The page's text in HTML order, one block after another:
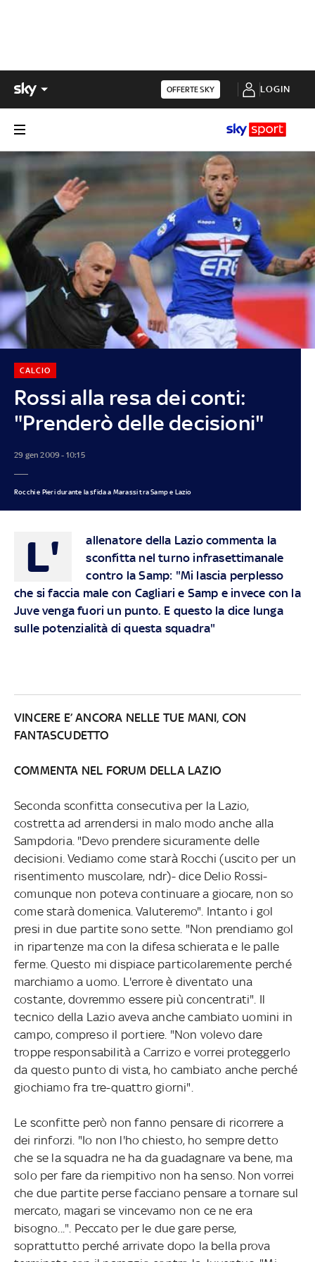
OFFERTE SKY LOGIN
Rossi alla resa dei conti:
"Prenderò delle decisioni"
CALCIO
29 gen 2009 - 10:15
Rocchi e Pieri durante la sfida a Marassi tra Samp e Lazio
L'
allenatore della Lazio commenta la
sconfitta nel turno infrasettimanale
contro la Samp: "Mi lascia perplesso
che si faccia male con Cagliari e Samp e invece con la
Juve venga fuori un punto. E questo la dice lunga
sulle potenzialità di questa squadra"
VINCERE E’ ANCORA NELLE TUE MANI, CON
FANTASCUDETTO
COMMENTA NEL FORUM DELLA LAZIO
Seconda sconfitta consecutiva per la Lazio,
costretta ad arrendersi in malo modo anche alla
Sampdoria. "Devo prendere sicuramente delle
decisioni. Vediamo come starà Rocchi (uscito per un
risentimento muscolare, ndr)- dice Delio Rossi-
comunque non poteva continuare a giocare, non so
come starà domenica. Valuteremo". Intanto i gol
presi in due partite sono sette. "Non prendiamo gol
in ripartenze ma con la difesa schierata e le palle
ferme. Questo mi dispiace particolaremente perché
marchiamo a uomo. L'errore è diventato una
costante, dovremmo essere più concentrati". Il
tecnico della Lazio aveva anche cambiato uomini in
campo, compreso il portiere. "Non volevo dare
troppe responsabilità a Carrizo e vorrei proteggerlo
da questo punto di vista, ho cambiato anche perché
giochiamo fra tre-quattro giorni".
Le sconfitte però non fanno pensare di ricorrere a
dei rinforzi. "Io non l'ho chiesto, ho sempre detto
che se la squadra ne ha da guadagnare va bene, ma
solo per fare da riempitivo non ha senso. Non vorrei
che due partite perse facciano pensare a tornare sul
mercato, magari se vincevamo non ce ne era
bisogno...". Peccato per le due gare perse,
soprattutto perché arrivate dopo la bella prova